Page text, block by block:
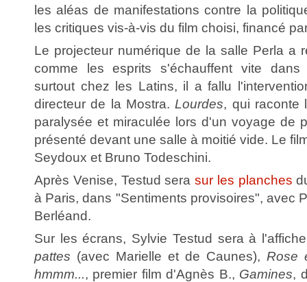
les aléas de manifestations contre la
les critiques vis-à-vis du film choisi, financé
Le projecteur numérique de la salle Perla a
comme les esprits s'échauffent vite dans
surtout chez les Latins, il a fallu
directeur de la Mostra.Lourdes, qui raconte
paralysée et miraculée lors d'un voyage de
présenté devant une salle à moitié vide. Le
Seydoux et Bruno Todeschini.
Après Venise, Testud serasur les planches
à Paris, dans "Sentiments provisoires", avec
Berléand.
Sur les écrans, Sylvie Testud sera à
pattes (avec Marielle et de Caunes), Rose
hmmm..., premier film d'Agnès B., Gamines,